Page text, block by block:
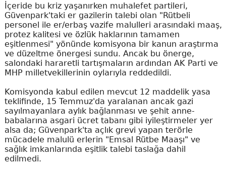
İçeride bu kriz yaşanırken muhalefet partileri,
Güvenpark'taki er gazilerin talebi olan "Rütbeli
personel ile er/erbaş vazife malulleri arasındaki maaş,
protez kalitesi ve özlük haklarının tamamen
eşitlenmesi" yönünde komisyona bir kanun araştırma
ve düzeltme önergesi sundu. Ancak bu önerge,
salondaki hararetli tartışmaların ardından AK Parti ve
MHP milletvekillerinin oylarıyla reddedildi.
Komisyonda kabul edilen mevcut 12 maddelik yasa
teklifinde, 15 Temmuz'da yaralanan ancak gazi
sayılmayanlara aylık bağlanması ve şehit anne-
babalarına asgari ücret tabanı gibi iyileştirmeler yer
alsa da; Güvenpark'ta açlık grevi yapan terörle
mücadele malulü erlerin "Emsal Rütbe Maaşı" ve
sağlık imkanlarında eşitlik talebi taslağa dahil
edilmedi.